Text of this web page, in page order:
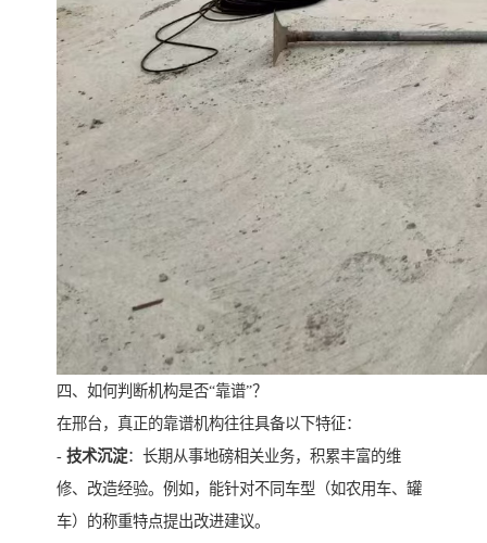
四、如何判断机构是否“靠谱”？
在邢台，真正的靠谱机构往往具备以下特征：
- 技术沉淀：长期从事地磅相关业务，积累丰富的维
修、改造经验。例如，能针对不同车型（如农用车、罐
车）的称重特点提出改进建议。